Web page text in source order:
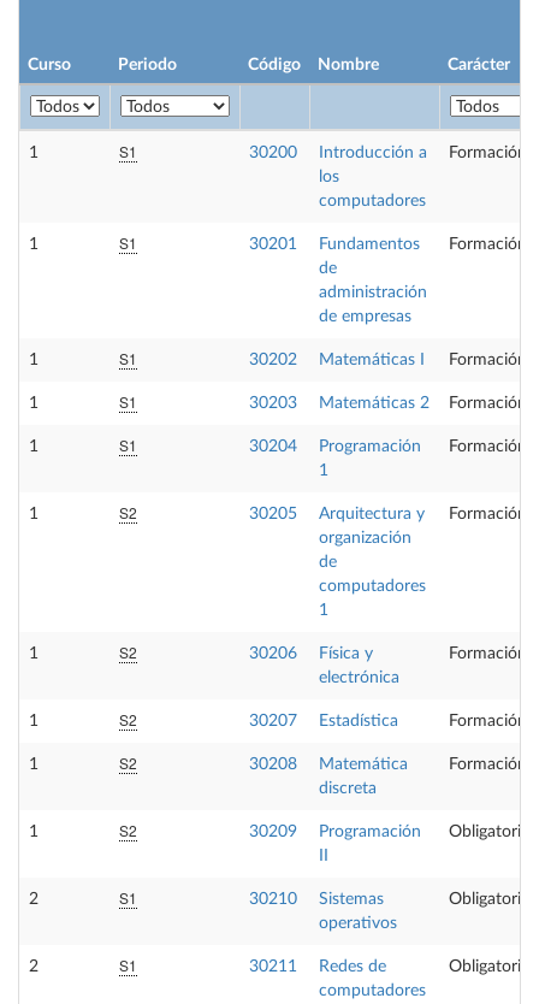
Curso Periodo Código Nombre Carácter
1 S1 30200
Introducción a
los
computadores
Formación
1 S1 30201
Fundamentos
de
administración
de empresas
Formación
1 S1 30202 Matemáticas I Formación
1 S1 30203 Matemáticas 2 Formación
1 S1 30204
Programación
1
Formación
1 S2 30205
Arquitectura y
organización
de
computadores
1
Formación
1 S2 30206
Física y
electrónica
Formación
1 S2 30207 Estadística Formación
1 S2 30208
Matemática
discreta
Formación
1 S2 30209
Programación
Obligatoria
2 S1 30210
Sistemas
operativos
Obligatoria
2 S1 30211
Redes de
computadores
Obligatoria